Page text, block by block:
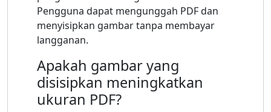
Pengguna dapat mengunggah PDF dan
menyisipkan gambar tanpa membayar
langganan.
Apakah gambar yang
disisipkan meningkatkan
ukuran PDF?